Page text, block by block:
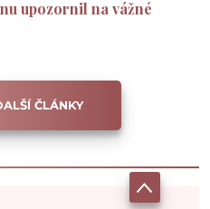
upozornil na vážné
ČLÁNKY